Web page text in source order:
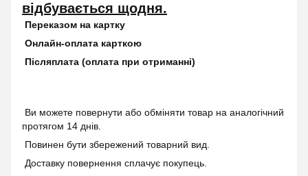
відбувається щодня.
Переказом на картку
Онлайн-оплата карткою
Післяплата (оплата при отриманні)
Ви можете повернути або обміняти товар на аналогічний
протягом 14 днів.
Повинен бути збережений товарний вид.
Доставку повернення сплачує покупець.